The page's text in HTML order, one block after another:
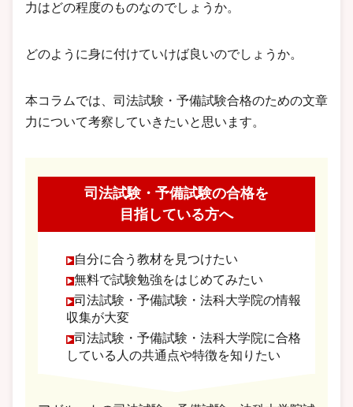
力はどの程度のものなのでしょうか。
どのように身に付けていけば良いのでしょうか。
本コラムでは、司法試験・予備試験合格のための文章
力について考察していきたいと思います。
司法試験・予備試験の合格を
目指している方へ
自分に合う教材を見つけたい
無料で試験勉強をはじめてみたい
司法試験・予備試験・法科大学院の情報
収集が大変
司法試験・予備試験・法科大学院に合格
している人の共通点や特徴を知りたい